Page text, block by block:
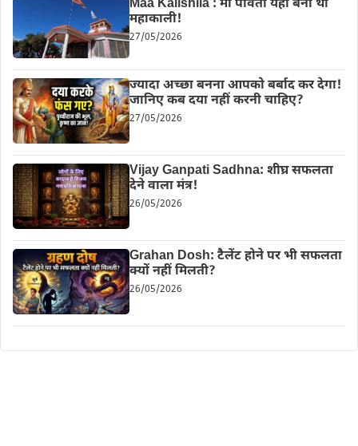
Maa Kalishila : माँ पार्वती यही बनी थी
महाकाली!
27/05/2026
ज्यादा अच्छा बनना आपको बर्बाद कर देगा!
जानिए कब दया नहीं करनी चाहिए?
27/05/2026
Vijay Ganpati Sadhna: शीघ्र सफलता
देने वाला मंत्र!
26/05/2026
Grahan Dosh: टैलेंट होने पर भी सफलता
क्यों नहीं मिलती?
26/05/2026